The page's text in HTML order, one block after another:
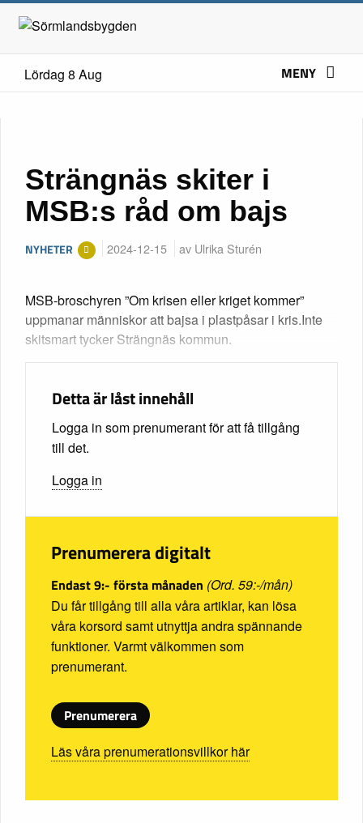
Lördag 8 Aug MENY
Strängnäs skiter i
MSB:s råd om bajs
NYHETER 2024-12-15 av Ulrika Sturén
MSB-broschyren ”Om krisen eller kriget kommer”
uppmanar människor att bajsa i plastpåsar i kris.Inte
skitsmart tycker Strängnäs kommun.
Detta är låst innehåll
Logga in som prenumerant för att få tillgång
till det.
Logga in
Prenumerera digitalt
Endast 9:- första månaden (Ord. 59:-/mån)
Du får tillgång till alla våra artiklar, kan lösa
våra korsord samt utnyttja andra spännande
funktioner. Varmt välkommen som
prenumerant.
Prenumerera
Läs våra prenumerationsvillkor här